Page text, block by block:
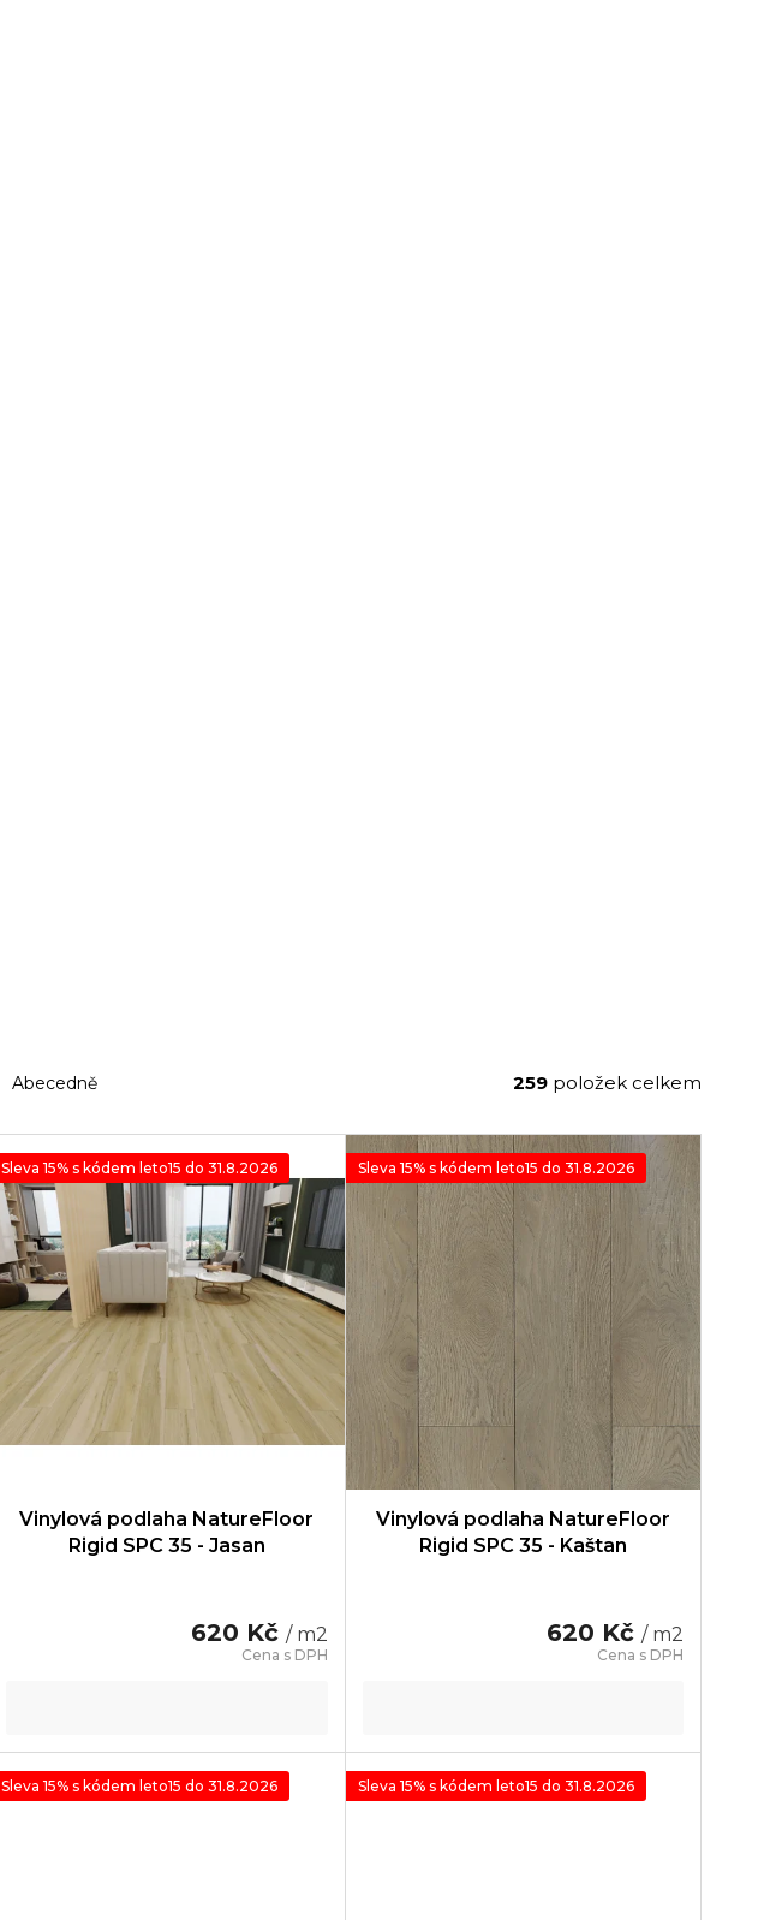
Abecedně 259 položek celkem
Sleva 15% s kódem leto15 do 31.8.2026
Vinylová podlaha NatureFloor
Rigid SPC 35 - Jasan
620 Kč / m2
Sleva 15% s kódem leto15 do 31.8.2026
Vinylová podlaha NatureFloor
Rigid SPC 35 - Kaštan
620 Kč / m2
Sleva 15% s kódem leto15 do 31.8.2026 Sleva 15% s kódem leto15 do 31.8.2026